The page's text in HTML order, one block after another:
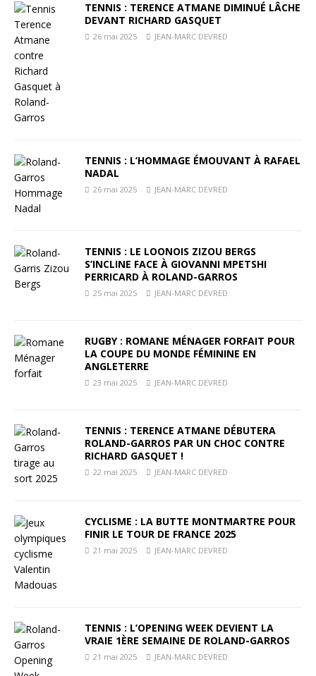
TENNIS : TERENCE ATMANE DIMINUÉ LÂCHE
DEVANT RICHARD GASQUET
26 mai 2025 JEAN-MARC DEVRED
TENNIS : L’HOMMAGE ÉMOUVANT À RAFAEL
NADAL
26 mai 2025 JEAN-MARC DEVRED
TENNIS : LE LOONOIS ZIZOU BERGS
S’INCLINE FACE À GIOVANNI MPETSHI
PERRICARD À ROLAND-GARROS
25 mai 2025 JEAN-MARC DEVRED
RUGBY : ROMANE MÉNAGER FORFAIT POUR
LA COUPE DU MONDE FÉMININE EN
ANGLETERRE
23 mai 2025 JEAN-MARC DEVRED
TENNIS : TERENCE ATMANE DÉBUTERA
ROLAND-GARROS PAR UN CHOC CONTRE
RICHARD GASQUET !
22 mai 2025 JEAN-MARC DEVRED
CYCLISME : LA BUTTE MONTMARTRE POUR
FINIR LE TOUR DE FRANCE 2025
21 mai 2025 JEAN-MARC DEVRED
TENNIS : L’OPENING WEEK DEVIENT LA
VRAIE 1ÈRE SEMAINE DE ROLAND-GARROS
21 mai 2025 JEAN-MARC DEVRED